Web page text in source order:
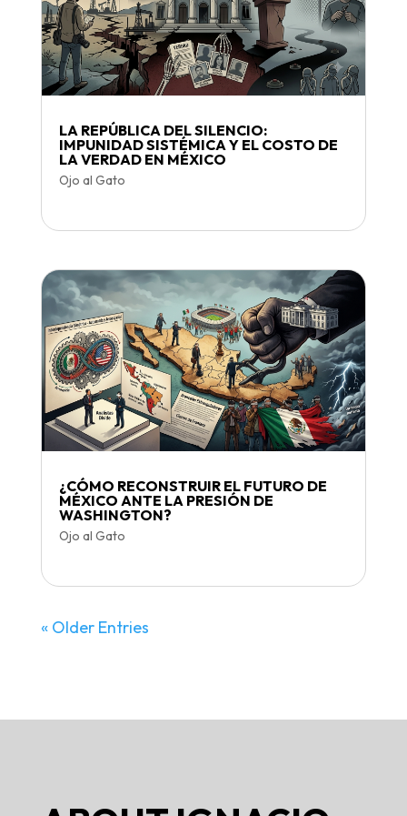
LA REPÚBLICA DEL SILENCIO:
IMPUNIDAD SISTÉMICA Y EL COSTO DE
LA VERDAD EN MÉXICO
Ojo al Gato
¿CÓMO RECONSTRUIR EL FUTURO DE
MÉXICO ANTE LA PRESIÓN DE
WASHINGTON?
Ojo al Gato
« Older Entries